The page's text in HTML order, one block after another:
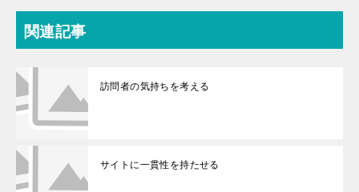
関連記事
訪問者の気持ちを考える
サイトに一貫性を持たせる